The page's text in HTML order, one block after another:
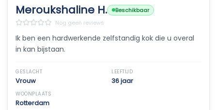
Meroukshaline H.
Beschikbaar
Nog geen reviews
Ik ben een hardwerkende zelfstandig kok die u overal
in kan bijstaan.
GESLACHT
Vrouw
LEEFTIJD
36 jaar
WOONPLAATS
Rotterdam